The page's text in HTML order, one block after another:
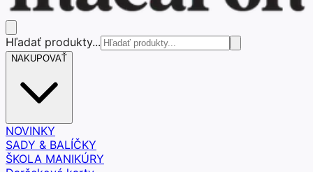
Hľadať produkty...
NAKUPOVAŤ
NOVINKY
SADY & BALÍČKY
ŠKOLA MANIKÚRY